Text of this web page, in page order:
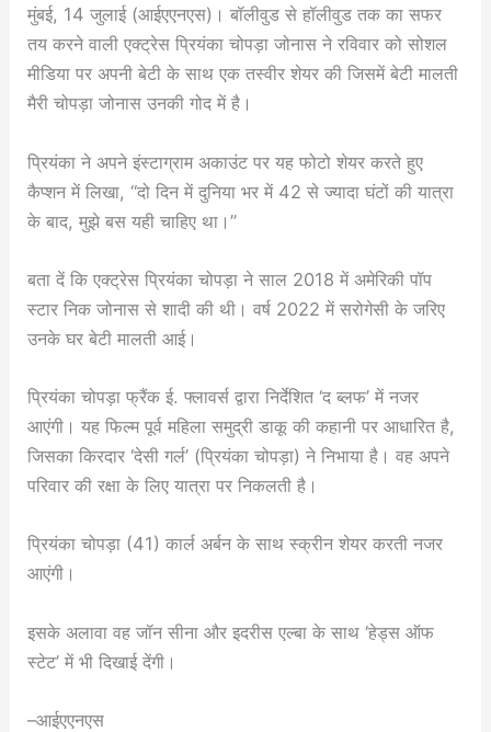
मुंबई, 14 जुलाई (आईएएनएस)। बॉलीवुड से हॉलीवुड तक का सफर
तय करने वाली एक्ट्रेस प्रियंका चोपड़ा जोनास ने रविवार को सोशल
मीडिया पर अपनी बेटी के साथ एक तस्वीर शेयर की जिसमें बेटी मालती
मैरी चोपड़ा जोनास उनकी गोद में है।
प्रियंका ने अपने इंस्टाग्राम अकाउंट पर यह फोटो शेयर करते हुए
कैप्शन में लिखा, “दो दिन में दुनिया भर में 42 से ज्यादा घंटों की यात्रा
के बाद, मुझे बस यही चाहिए था।”
बता दें कि एक्ट्रेस प्रियंका चोपड़ा ने साल 2018 में अमेरिकी पॉप
स्टार निक जोनास से शादी की थी। वर्ष 2022 में सरोगेसी के जरिए
उनके घर बेटी मालती आई।
प्रियंका चोपड़ा फ्रैंक ई. फ्लावर्स द्वारा निर्देशित ‘द ब्लफ’ में नजर
आएंगी। यह फिल्म पूर्व महिला समुद्री डाकू की कहानी पर आधारित है,
जिसका किरदार ‘देसी गर्ल’ (प्रियंका चोपड़ा) ने निभाया है। वह अपने
परिवार की रक्षा के लिए यात्रा पर निकलती है।
प्रियंका चोपड़ा (41) कार्ल अर्बन के साथ स्क्रीन शेयर करती नजर
आएंगी।
इसके अलावा वह जॉन सीना और इदरीस एल्बा के साथ ‘हेड्स ऑफ
स्टेट’ में भी दिखाई देंगी।
–आईएएनएस